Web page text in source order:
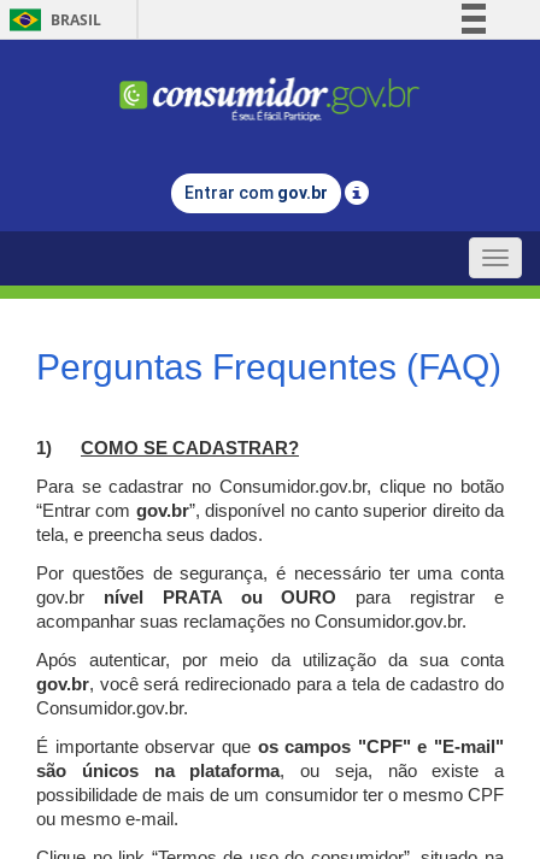
BRASIL
Comunica BR
Legislação
Entrar com gov.br
Toggle
Perguntas Frequentes (FAQ)
1) COMO SE CADASTRAR?
Para se cadastrar no Consumidor.gov.br, clique no botão
“Entrar com gov.br”, disponível no canto superior direito da
tela, e preencha seus dados.
Por questões de segurança, é necessário ter uma conta
gov.br nível PRATA ou OURO para registrar e
acompanhar suas reclamações no Consumidor.gov.br.
Após autenticar, por meio da utilização da sua conta
gov.br, você será redirecionado para a tela de cadastro do
Consumidor.gov.br.
É importante observar que os campos "CPF" e "E-mail"
são únicos na plataforma, ou seja, não existe a
possibilidade de mais de um consumidor ter o mesmo CPF
ou mesmo e-mail.